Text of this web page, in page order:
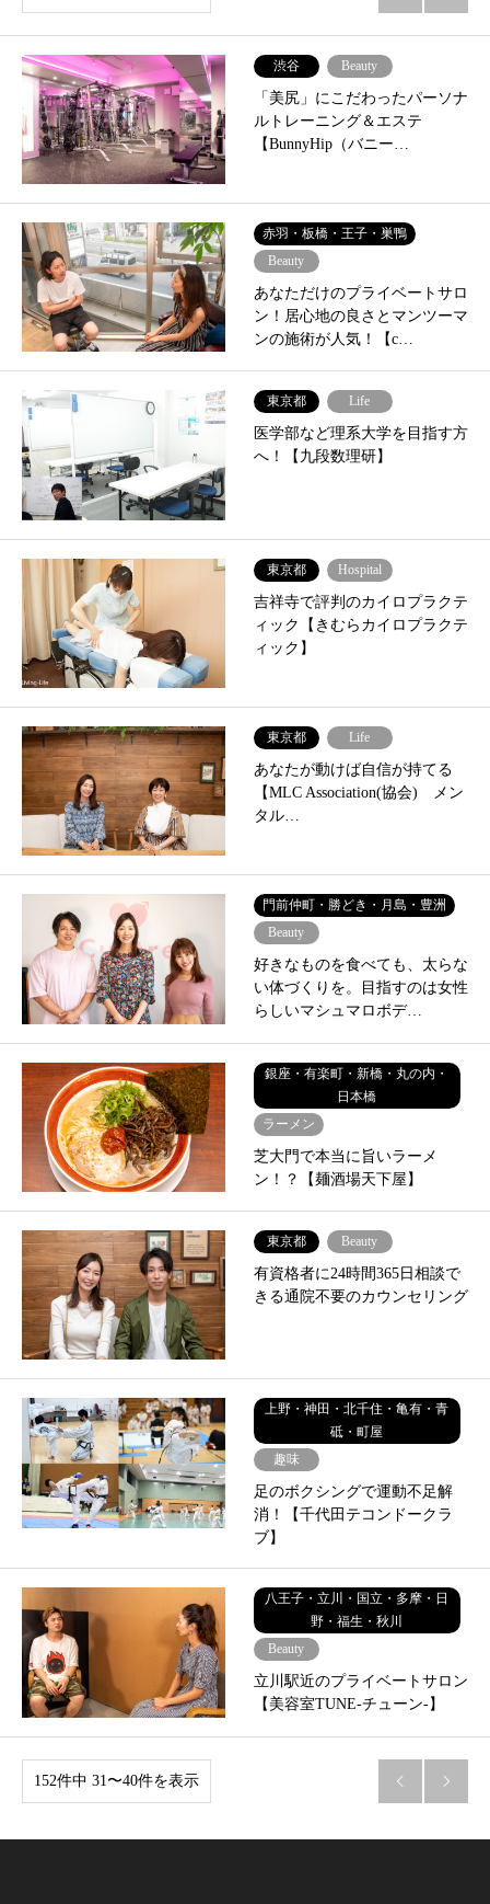
渋谷 Beauty
「美尻」にこだわったパーソナ
ルトレーニング＆エステ
【BunnyHip（バニー…
赤羽・板橋・王子・巣鴨
Beauty
あなただけのプライベートサロ
ン！居心地の良さとマンツーマ
ンの施術が人気！【c…
東京都 Life
医学部など理系大学を目指す方
へ！【九段数理研】
東京都 Hospital
吉祥寺で評判のカイロプラクテ
ィック【きむらカイロプラクテ
ィック】
東京都 Life
あなたが動けば自信が持てる
【MLC Association(協会) メン
タル…
門前仲町・勝どき・月島・豊洲
Beauty
好きなものを食べても、太らな
い体づくりを。目指すのは女性
らしいマシュマロボデ…
銀座・有楽町・新橋・丸の内・
日本橋
ラーメン
芝大門で本当に旨いラーメ
ン！？【麺酒場天下屋】
東京都 Beauty
有資格者に24時間365日相談で
きる通院不要のカウンセリング
上野・神田・北千住・亀有・青
砥・町屋
趣味
足のボクシングで運動不足解
消！【千代田テコンドークラ
ブ】
八王子・立川・国立・多摩・日
野・福生・秋川
Beauty
立川駅近のプライベートサロン
【美容室TUNE-チューン-】
152件中 31〜40件を表示  